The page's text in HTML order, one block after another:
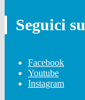
Seguici su
Facebook
Youtube
Instagram